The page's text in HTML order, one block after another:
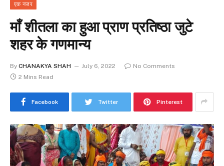
एक नजर
माँ शीतला का हुआ प्राण प्रतिष्ठा जुटे
शहर के गणमान्य
By CHANAKYA SHAH July 6, 2022
No Comments
2 Mins Read
Facebook Twitter Pinterest